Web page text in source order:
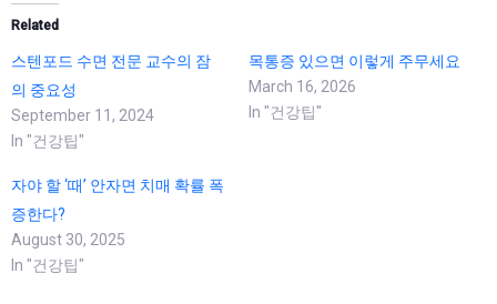
Related
스텐포드 수면 전문 교수의 잠
의 중요성
September 11, 2024
In "건강팁"
목통증 있으면 이렇게 주무세요
March 16, 2026
In "건강팁"
자야 할 ‘때’ 안자면 치매 확률 폭
증한다?
August 30, 2025
In "건강팁"